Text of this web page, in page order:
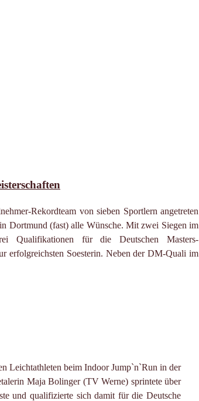
Rekordteam von sieben Sportlern angetreten
Dortmund (fast) alle Wünsche. Mit zwei Siegen im
Qualifikationen für die Deutschen Masters-
erfolgreichsten Soesterin. Neben der DM-Quali im
Leichtathleten beim Indoor Jump`n`Run in der
Maja Bolinger (TV Werne) sprintete über
und qualifizierte sich damit für die Deutsche